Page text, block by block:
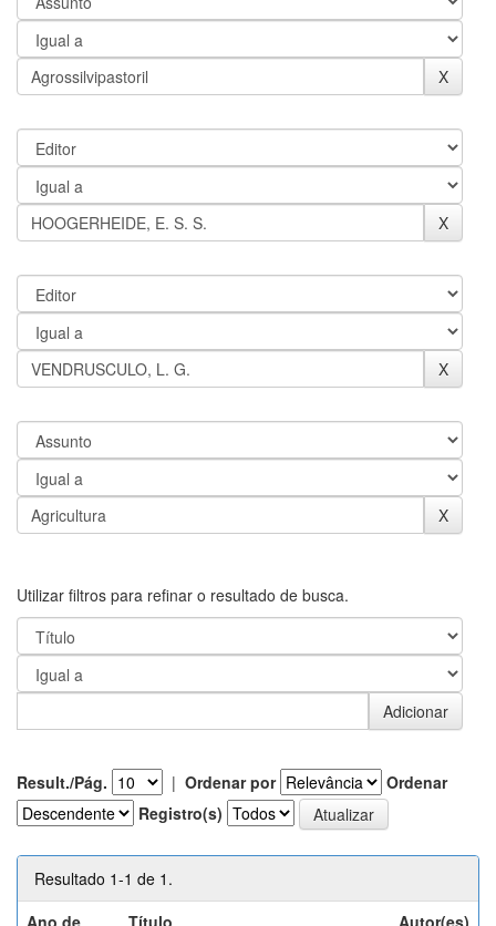
Utilizar filtros para refinar o resultado de busca.
Result./Pág. | Ordenar por
Ordenar
Registro(s)
Resultado 1-1 de 1.
Ano de
Título Autor(es)